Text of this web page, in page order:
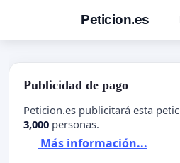
Peticion.es
Publicidad de pago
Peticion.es publicitará esta
3,000 personas.
Más información...